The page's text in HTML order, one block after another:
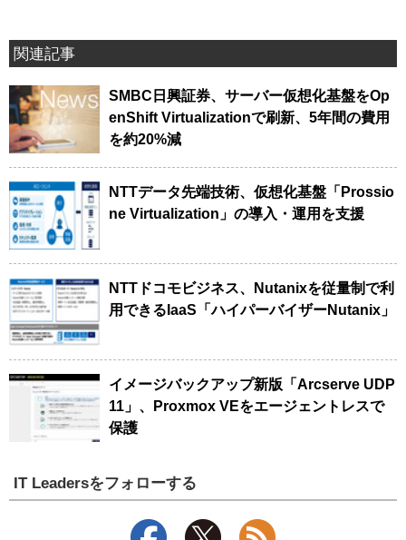
関連記事
SMBC日興証券、サーバー仮想化基盤をOp
enShift Virtualizationで刷新、5年間の費用
を約20%減
NTTデータ先端技術、仮想化基盤「Prossio
ne Virtualization」の導入・運用を支援
NTTドコモビジネス、Nutanixを従量制で利
用できるIaaS「ハイパーバイザーNutanix」
イメージバックアップ新版「Arcserve UDP
11」、Proxmox VEをエージェントレスで
保護
IT Leadersをフォローする